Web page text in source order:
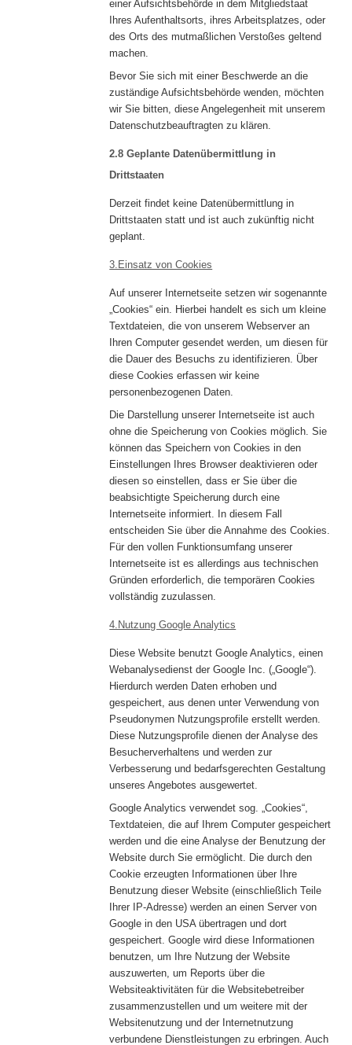
einer Aufsichtsbehörde in dem Mitgliedstaat
Ihres Aufenthaltsorts, ihres Arbeitsplatzes, oder
des Orts des mutmaßlichen Verstoßes geltend
machen.
Bevor Sie sich mit einer Beschwerde an die
zuständige Aufsichtsbehörde wenden, möchten
wir Sie bitten, diese Angelegenheit mit unserem
Datenschutzbeauftragten zu klären.
2.8 Geplante Datenübermittlung in
Drittstaaten
Derzeit findet keine Datenübermittlung in
Drittstaaten statt und ist auch zukünftig nicht
geplant.
3.Einsatz von Cookies
Auf unserer Internetseite setzen wir sogenannte
„Cookies“ ein. Hierbei handelt es sich um kleine
Textdateien, die von unserem Webserver an
Ihren Computer gesendet werden, um diesen für
die Dauer des Besuchs zu identifizieren. Über
diese Cookies erfassen wir keine
personenbezogenen Daten.
Die Darstellung unserer Internetseite ist auch
ohne die Speicherung von Cookies möglich. Sie
können das Speichern von Cookies in den
Einstellungen Ihres Browser deaktivieren oder
diesen so einstellen, dass er Sie über die
beabsichtigte Speicherung durch eine
Internetseite informiert. In diesem Fall
entscheiden Sie über die Annahme des Cookies.
Für den vollen Funktionsumfang unserer
Internetseite ist es allerdings aus technischen
Gründen erforderlich, die temporären Cookies
vollständig zuzulassen.
4.Nutzung Google Analytics
Diese Website benutzt Google Analytics, einen
Webanalysedienst der Google Inc. („Google“).
Hierdurch werden Daten erhoben und
gespeichert, aus denen unter Verwendung von
Pseudonymen Nutzungsprofile erstellt werden.
Diese Nutzungsprofile dienen der Analyse des
Besucherverhaltens und werden zur
Verbesserung und bedarfsgerechten Gestaltung
unseres Angebotes ausgewertet.
Google Analytics verwendet sog. „Cookies“,
Textdateien, die auf Ihrem Computer gespeichert
werden und die eine Analyse der Benutzung der
Website durch Sie ermöglicht. Die durch den
Cookie erzeugten Informationen über Ihre
Benutzung dieser Website (einschließlich Teile
Ihrer IP-Adresse) werden an einen Server von
Google in den USA übertragen und dort
gespeichert. Google wird diese Informationen
benutzen, um Ihre Nutzung der Website
auszuwerten, um Reports über die
Websiteaktivitäten für die Websitebetreiber
zusammenzustellen und um weitere mit der
Websitenutzung und der Internetnutzung
verbundene Dienstleistungen zu erbringen. Auch